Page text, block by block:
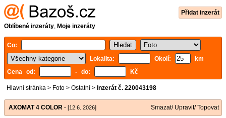
Přidat inzerát
Oblíbené inzeráty, Moje inzeráty
Co:
Lokalita:
Okolí:
km
Cena od:
- do: Kč
Hlavní stránka > Foto > Ostatní > Inzerát č. 220043198
AXOMAT 4 COLOR - [12.6. 2026] Smazat/ Upravit/ Topovat